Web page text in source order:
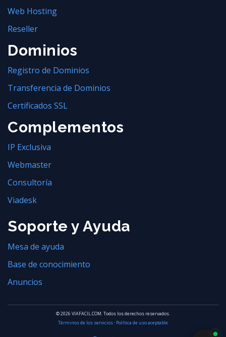
Web Hosting
Reseller
Dominios
Registro de Dominios
Transferencia de Dominios
Certificados SSL
Complementos
IP Exclusiva
Webmaster
Consultoría
Viadesk
Soporte y Ayuda
Mesa de ayuda
Base de conocimiento
Anuncios
© 2026 VIAFACIL.COM. Todos los derechos reservados.
Términos de los servicios· Política de uso aceptable